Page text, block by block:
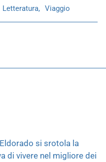
Letteratura, Viaggio
si srotola la
di vivere nel migliore dei